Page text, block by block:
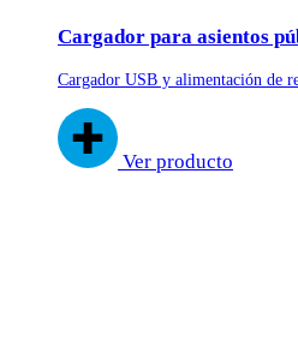
Cargador para asientos
Cargador USB y alimentación de
Ver producto